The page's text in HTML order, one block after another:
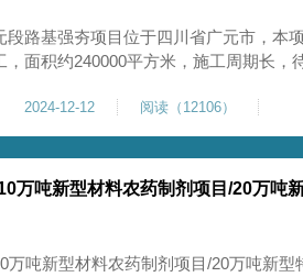
段路基强夯项目位于四川省广元市，本
，面积约240000平方米，施工周期长，
备人员进场，按照图纸设计施工。
2024-12-12 阅读（12106）
万吨新型材料农药制剂项目/20万吨
万吨新型材料农药制剂项目/20万吨新型